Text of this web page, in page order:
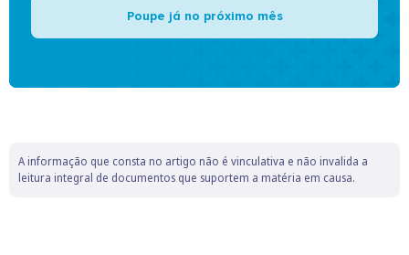
Poupe já no próximo mês
A informação que consta no artigo não é vinculativa e não invalida a
leitura integral de documentos que suportem a matéria em causa.